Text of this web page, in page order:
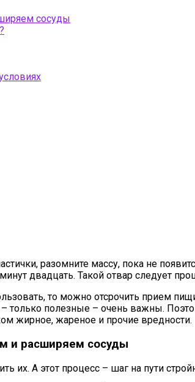
сосуды
разомните массу, пока не
двадцать. Такой отвар следует
то можно отсрочить прием
только полезные – очень важны.
жирное, жареное и прочие вредности.
и расширяем сосуды
их. А этот процесс – шаг на пути